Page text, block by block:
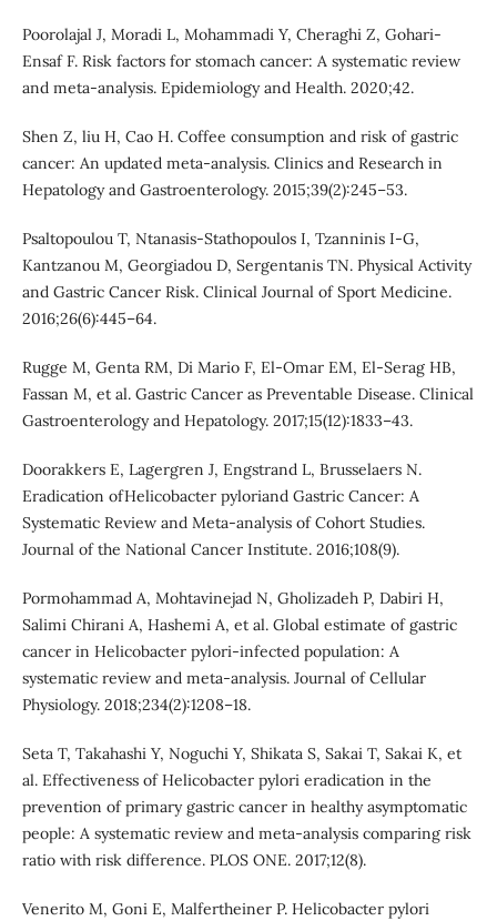
Poorolajal J, Moradi L, Mohammadi Y, Cheraghi Z, Gohari-
Ensaf F. Risk factors for stomach cancer: A systematic review
and meta-analysis. Epidemiology and Health. 2020;42.
Shen Z, liu H, Cao H. Coffee consumption and risk of gastric
cancer: An updated meta-analysis. Clinics and Research in
Hepatology and Gastroenterology. 2015;39(2):245–53.
Psaltopoulou T, Ntanasis-Stathopoulos I, Tzanninis I-G,
Kantzanou M, Georgiadou D, Sergentanis TN. Physical Activity
and Gastric Cancer Risk. Clinical Journal of Sport Medicine.
2016;26(6):445–64.
Rugge M, Genta RM, Di Mario F, El-Omar EM, El-Serag HB,
Fassan M, et al. Gastric Cancer as Preventable Disease. Clinical
Gastroenterology and Hepatology. 2017;15(12):1833–43.
Doorakkers E, Lagergren J, Engstrand L, Brusselaers N.
Eradication ofHelicobacter pyloriand Gastric Cancer: A
Systematic Review and Meta-analysis of Cohort Studies.
Journal of the National Cancer Institute. 2016;108(9).
Pormohammad A, Mohtavinejad N, Gholizadeh P, Dabiri H,
Salimi Chirani A, Hashemi A, et al. Global estimate of gastric
cancer in Helicobacter pylori-infected population: A
systematic review and meta-analysis. Journal of Cellular
Physiology. 2018;234(2):1208–18.
Seta T, Takahashi Y, Noguchi Y, Shikata S, Sakai T, Sakai K, et
al. Effectiveness of Helicobacter pylori eradication in the
prevention of primary gastric cancer in healthy asymptomatic
people: A systematic review and meta-analysis comparing risk
ratio with risk difference. PLOS ONE. 2017;12(8).
Venerito M, Goni E, Malfertheiner P. Helicobacter pylori